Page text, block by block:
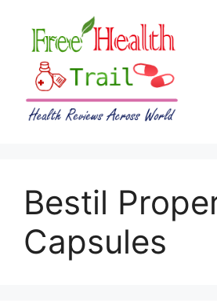
content
Bestil
Capsules